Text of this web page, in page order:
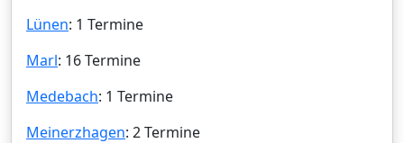
Lünen: 1 Termine
Marl: 16 Termine
Medebach: 1 Termine
Meinerzhagen: 2 Termine